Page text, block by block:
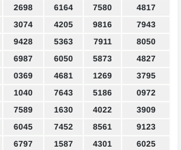
2698 6164 7580
4817
3074 4205 9816
7943
9428 5363 7911
8050
6987 6050 5873
4827
0369 4681 1269
3795
1040 7643 5186
0972
7589 1630 4022
3909
6045 7452 8561
9123
6797 1587 4301
6025